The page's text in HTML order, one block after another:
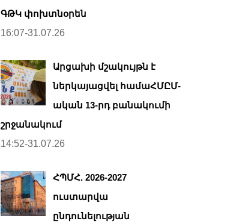
ԳԹԿ փոխտնօրեն
16:07-31.07.26
Արցախի մշակույթն է
ներկայացվել համաՀՄԸՄ-
ական 13-րդ բանակումի
շրջանակում
14:52-31.07.26
ՀՊՄՀ. 2026-2027
ուստարվա
ընդունելության